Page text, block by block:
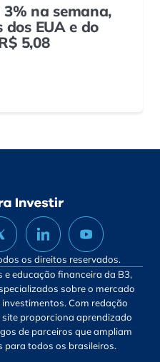
na semana,
EUA e do
5,08
os direitos reservados.
e educação financeira da B3,
sobre o mercado
Com redação
proporciona aprendizado
de parceiros que ampliam
todos os brasileiros.